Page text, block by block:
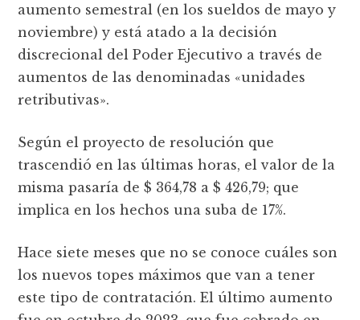
aumento semestral (en los sueldos de mayo y
noviembre) y está atado a la decisión
discrecional del Poder Ejecutivo a través de
aumentos de las denominadas «unidades
retributivas».
Según el proyecto de resolución que
trascendió en las últimas horas, el valor de la
misma pasaría de $ 364,78 a $ 426,79; que
implica en los hechos una suba de 17%.
Hace siete meses que no se conoce cuáles son
los nuevos topes máximos que van a tener
este tipo de contratación. El último aumento